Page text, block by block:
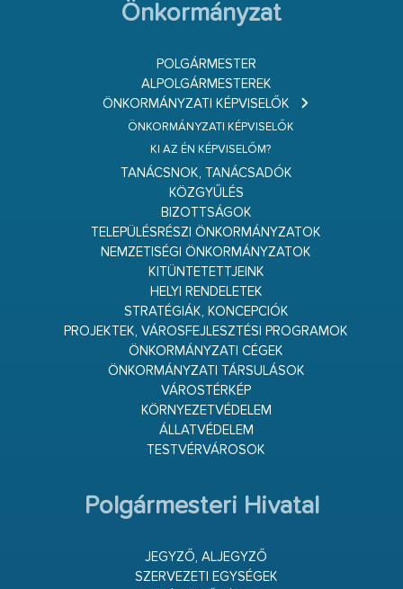
Önkormányzat
POLGÁRMESTER
ALPOLGÁRMESTEREK
ÖNKORMÁNYZATI KÉPVISELŐK
ÖNKORMÁNYZATI KÉPVISELŐK
KI AZ ÉN KÉPVISELŐM?
TANÁCSNOK, TANÁCSADÓK
KÖZGYŰLÉS
BIZOTTSÁGOK
TELEPÜLÉSRÉSZI ÖNKORMÁNYZATOK
NEMZETISÉGI ÖNKORMÁNYZATOK
KITÜNTETETTJEINK
HELYI RENDELETEK
STRATÉGIÁK, KONCEPCIÓK
PROJEKTEK, VÁROSFEJLESZTÉSI PROGRAMOK
ÖNKORMÁNYZATI CÉGEK
ÖNKORMÁNYZATI TÁRSULÁSOK
VÁROSTÉRKÉP
KÖRNYEZETVÉDELEM
ÁLLATVÉDELEM
TESTVÉRVÁROSOK
Polgármesteri Hivatal
JEGYZŐ, ALJEGYZŐ
SZERVEZETI EGYSÉGEK